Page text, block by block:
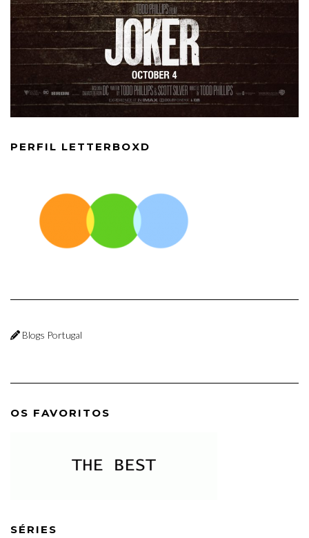
PERFIL LETTERBOXD
Blogs Portugal
OS FAVORITOS
SÉRIES